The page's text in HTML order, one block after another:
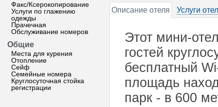
Факс/Ксерокопирование
Услуги по глажению
одежды
Прачечная
Обслуживание номеров
Общие
Места для курения
Отопление
Сейф
Семейные номера
Круглосуточная стойка
регистрации
Описание отеля Услуги
Этот мини-
гостей
бесплатный
площадь
парк - в 600